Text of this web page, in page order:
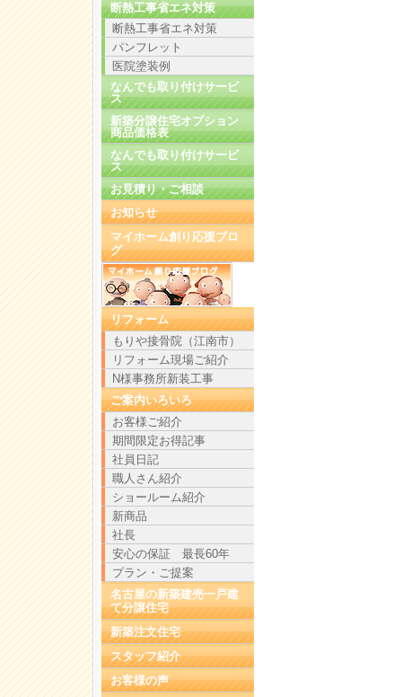
断熱工事省エネ対策
断熱工事省エネ対策
パンフレット
医院塗装例
なんでも取り付けサービ
ス
新築分譲住宅オプション
商品価格表
なんでも取り付けサービ
ス
お見積り・ご相談
お知らせ
マイホーム創り応援ブロ
グ
リフォーム
もりや接骨院（江南市）
リフォーム現場ご紹介
N様事務所新装工事
ご案内いろいろ
お客様ご紹介
期間限定お得記事
社員日記
職人さん紹介
ショールーム紹介
新商品
社長
安心の保証 最長60年
プラン・ご提案
名古屋の新築建売一戸建
て分譲住宅
新築注文住宅
スタッフ紹介
お客様の声